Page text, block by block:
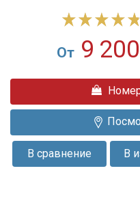
От 9 200
Санаторий
замок"
качественный
отдых
В
В сравнение